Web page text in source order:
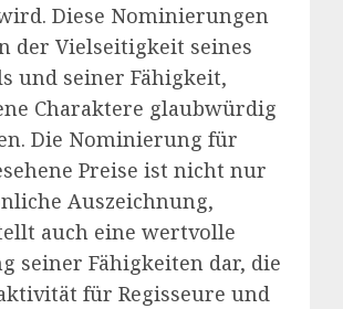
Diese Nominierungen
der Vielseitigkeit seines
und seiner Fähigkeit,
Charaktere glaubwürdig
Die Nominierung für
Preise ist nicht nur
Auszeichnung,
auch eine wertvolle
seiner Fähigkeiten dar, die
für Regisseure und